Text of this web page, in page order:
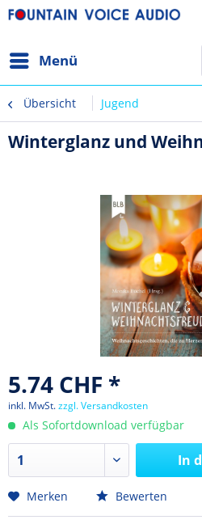
Menü
Übersicht Jugend
Winterglanz und
5.74 CHF *
inkl. MwSt.zzgl. Versandkosten
Als Sofortdownload verfügbar
In
Merken Bewerten